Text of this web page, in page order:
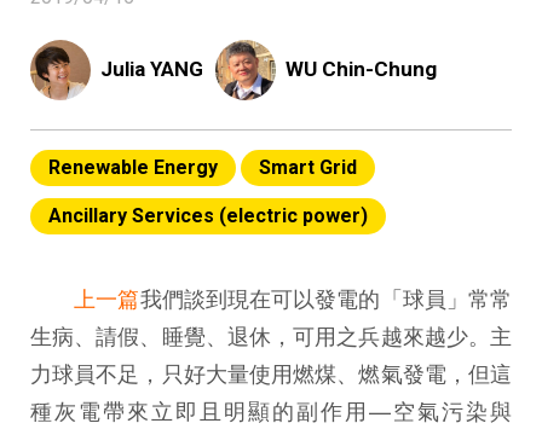
Julia YANG WU Chin-Chung
Renewable Energy Smart Grid
Ancillary Services (electric power)
上一篇我們談到現在可以發電的「球員」常常
生病、請假、睡覺、退休，可用之兵越來越少。主
力球員不足，只好大量使用燃煤、燃氣發電，但這
種灰電帶來立即且明顯的副作用—空氣污染與